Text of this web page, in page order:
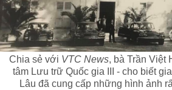
Chia sẻ với VTC News, bà Trần Việt
tâm Lưu trữ Quốc gia III - cho biết
Lâu đã cung cấp những hình ảnh